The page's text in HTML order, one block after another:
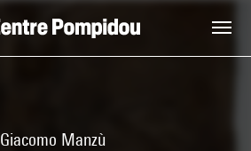
Giacomo Manzù